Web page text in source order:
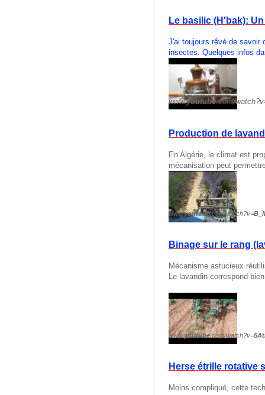
Le basilic (H'bak):
J'ai toujours rêvé de savoir
insectes. Quelques infos
www.youtube.com/
Production de
En Algérie, le climat est
mécanisation peut
www.youtube.com/watch?v=
Binage sur le rang
Mécanisme astucieux
Le lavandin correspond
www.youtube.com/watch?v=
Herse étrille rotative
Moins compliqué, cette